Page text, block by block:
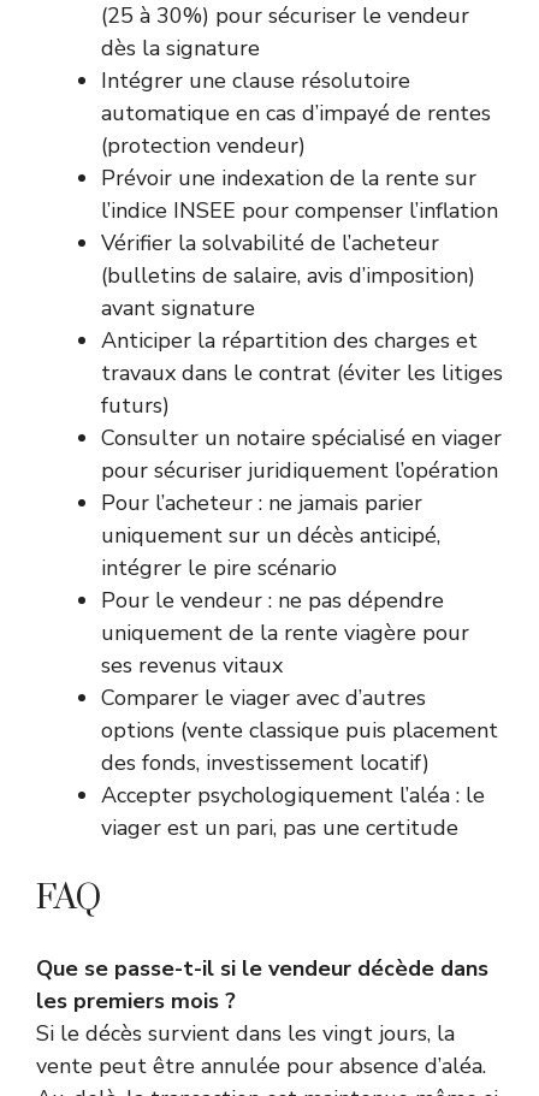
(25 à 30%) pour sécuriser le vendeur
dès la signature
Intégrer une clause résolutoire
automatique en cas d’impayé de rentes
(protection vendeur)
Prévoir une indexation de la rente sur
l’indice INSEE pour compenser l’inflation
Vérifier la solvabilité de l’acheteur
(bulletins de salaire, avis d’imposition)
avant signature
Anticiper la répartition des charges et
travaux dans le contrat (éviter les litiges
futurs)
Consulter un notaire spécialisé en viager
pour sécuriser juridiquement l’opération
Pour l’acheteur : ne jamais parier
uniquement sur un décès anticipé,
intégrer le pire scénario
Pour le vendeur : ne pas dépendre
uniquement de la rente viagère pour
ses revenus vitaux
Comparer le viager avec d’autres
options (vente classique puis placement
des fonds, investissement locatif)
Accepter psychologiquement l’aléa : le
viager est un pari, pas une certitude
FAQ
Que se passe-t-il si le vendeur décède dans
les premiers mois ?
Si le décès survient dans les vingt jours, la
vente peut être annulée pour absence d’aléa.